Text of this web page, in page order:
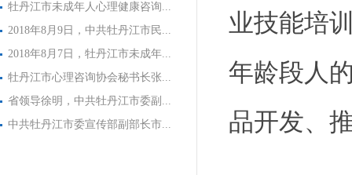
牡丹江市未成年人心理健康咨询...
2018年8月9日，中共牡丹江市民...
2018年8月7日，牡丹江市未成年...
牡丹江市心理咨询协会秘书长张...
省领导徐明，中共牡丹江市委副...
中共牡丹江市委宣传部副部长市...
业技能培
年龄段人
品开发、